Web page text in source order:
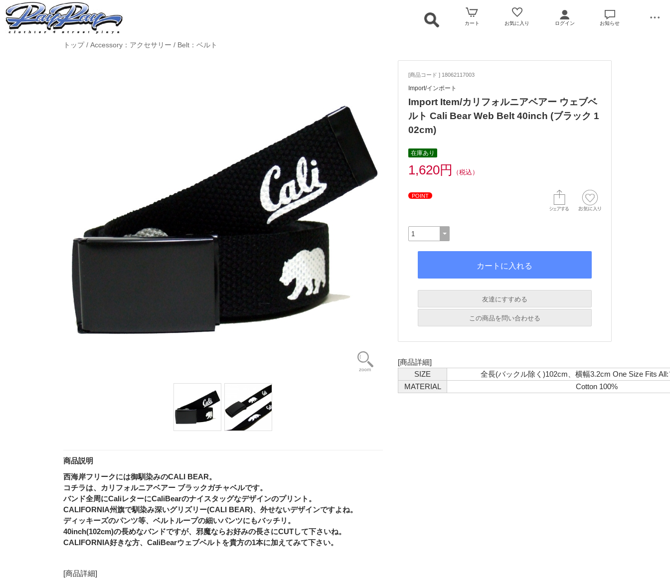
カート お気に入り ログイン お知らせ
トップ/ Accessory：アクセサリー / Belt：ベルト
商品説明
西海岸フリークには御馴染みのCALI BEAR。
コチラは、カリフォルニアベアー ブラックガチャベルです。
バンド全周にCaliレターにCaliBearのナイスタッグなデザインのプリント。
CALIFORNIA州旗で馴染み深いグリズリー(CALI BEAR)、外せないデザインですよね。
ディッキーズのパンツ等、ベルトループの細いパンツにもバッチリ。
40inch(102cm)の長めなバンドですが、邪魔ならお好みの長さにCUTして下さいね。
CALIFORNIA好きな方、CaliBearウェブベルトを貴方の1本に加えてみて下さい。
[商品詳細]
[商品コード ] 18062117003
Import/インポート
Import Item/カリフォルニアベアー ウェブベ
ルト Cali Bear Web Belt 40inch (ブラック 1
02cm)
在庫あり
1,620円 （税込）
POINT
友達にすすめる
必須
この商品を問い合わせる
必須
[商品詳細]
SIZE
全長(バックル除く)102cm、横幅3.2cm One Size Fits
MATERIAL
Cotton 100%